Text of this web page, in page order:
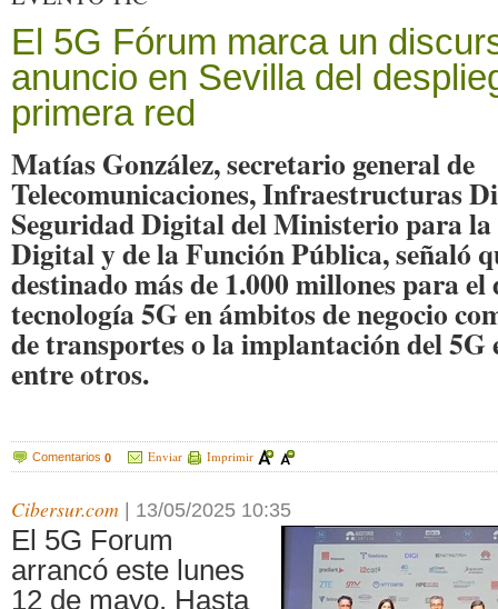
El 5G Fórum marca un
anuncio en Sevilla del
primera red
Matías González, secretario general de
Telecomunicaciones, Infraestructuras
Seguridad Digital del Ministerio para
Digital y de la Función Pública, señaló
destinado más de 1.000 millones para
tecnología 5G en ámbitos de negocio
de transportes o la implantación del 5G
entre otros.
Comentarios 0 Enviar Imprimir
Cibersur.com 13/05/2025 10:35
El 5G Forum
arrancó este lunes
12 de mayo. Hasta